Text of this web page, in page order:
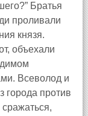
Братья
проливали
князя.
объехали
Всеволод и
города против